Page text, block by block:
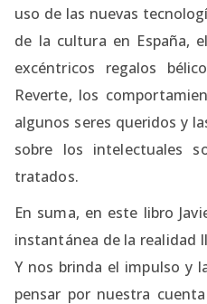
uso de las nuevas
de la cultura en España,
excéntricos regalos
Reverte, los
algunos seres queridos y
sobre los intelectuales
tratados.
En suma, en este libro
instantánea de la realidad
Y nos brinda el impulso y
pensar por nuestra